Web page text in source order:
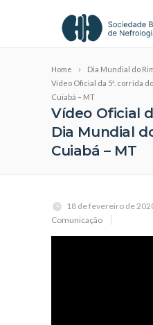
Home Dia Mundial do
Vídeo Oficial da 5ª. corrida
Cuiabá – MT
Vídeo Oficial
Dia Mundial
Cuiabá – MT
18 de fevereiro de
Comunicação